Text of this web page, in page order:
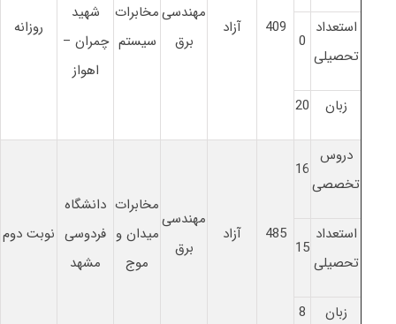
409 آزاد
مهندسی
برق
مخابرات
سیستم
شهید
چمران –
اهواز
روزانه
استعداد
تحصیلی
0
زبان 20
دروس
تخصصی
16
485 آزاد
مهندسی
برق
مخابرات
میدان و
موج
دانشگاه
فردوسی
مشهد
نوبت دوم
استعداد
تحصیلی
15
زبان 8